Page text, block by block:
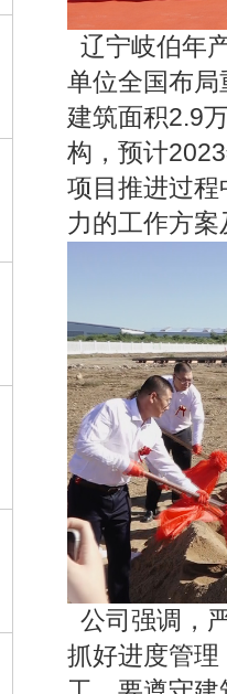
辽宁岐伯年
单位全国布
建筑面积2.9
构，预计
项目推进过
力的工作方
公司强调，
抓好进度管